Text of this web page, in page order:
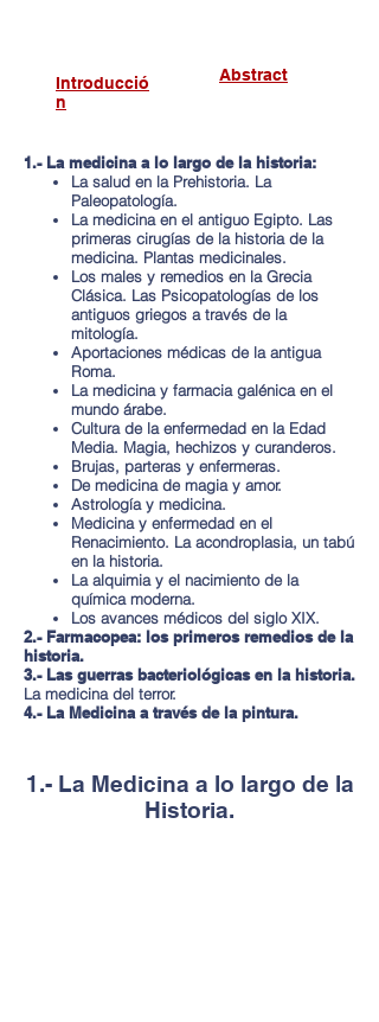
Introducció
n
Abstract
1.- La medicina a lo largo de la historia:
La salud en la Prehistoria. La
Paleopatología.
La medicina en el antiguo Egipto. Las
primeras cirugías de la historia de la
medicina. Plantas medicinales.
Los males y remedios en la Grecia
Clásica. Las Psicopatologías de los
antiguos griegos a través de la
mitología.
Aportaciones médicas de la antigua
Roma.
La medicina y farmacia galénica en el
mundo árabe.
Cultura de la enfermedad en la Edad
Media. Magia, hechizos y curanderos.
Brujas, parteras y enfermeras.
De medicina de magia y amor.
Astrología y medicina.
Medicina y enfermedad en el
Renacimiento. La acondroplasia, un tabú
en la historia.
La alquimia y el nacimiento de la
química moderna.
Los avances médicos del siglo XIX.
2.- Farmacopea: los primeros remedios de la
historia.
3.- Las guerras bacteriológicas en la historia.
La medicina del terror.
4.- La Medicina a través de la pintura.
1.- La Medicina a lo largo de la
Historia.